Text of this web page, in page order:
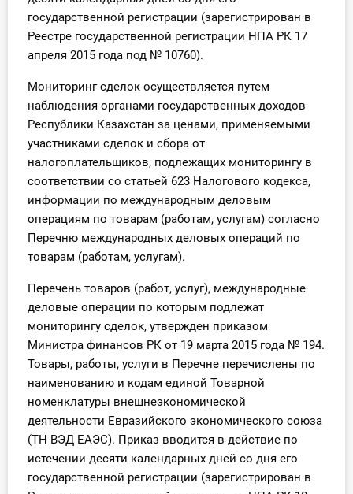
Тестирование для
бухгалтера
государственной регистрации (зарегистрирован в
Реестре государственной регистрации НПА РК 17
апреля 2015 года под № 10760).
Мониторинг сделок осуществляется путем
наблюдения органами государственных доходов
Республики Казахстан за ценами, применяемыми
участниками сделок и сбора от
налогоплательщиков, подлежащих мониторингу в
соответствии со статьей 623 Налогового кодекса,
информации по международным деловым
операциям по товарам (работам, услугам) согласно
Перечню международных деловых операций по
товарам (работам, услугам).
Перечень товаров (работ, услуг), международные
деловые операции по которым подлежат
мониторингу сделок, утвержден приказом
Министра финансов РК от 19 марта 2015 года № 194.
Товары, работы, услуги в Перечне перечислены по
наименованию и кодам единой Товарной
номенклатуры внешнеэкономической
деятельности Евразийского экономического союза
(ТН ВЭД ЕАЭС). Приказ вводится в действие по
истечении десяти календарных дней со дня его
государственной регистрации (зарегистрирован в